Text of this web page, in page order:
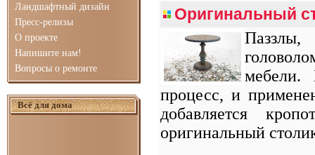
Ландшафтный дизайн
Пресс-релизы
О проекте
Напишите нам!
Вопросы о ремонте
Всё для дома
Оригинальный
Паззлы,
мебели.
процесс, и
добавляется
оригинальный